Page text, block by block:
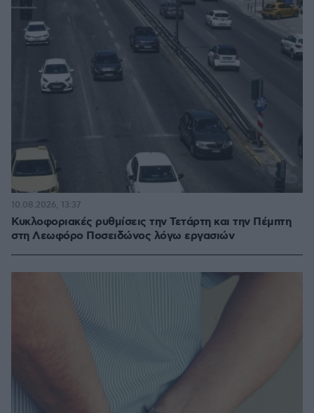
Κυκλοφοριακές ρυθμίσεις την Τετάρτη και την Πέμπτη
στη Λεωφόρο Ποσειδώνος λόγω εργασιών
10.08.2026, 13:37